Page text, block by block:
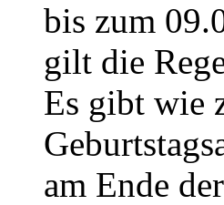
bis zum
gilt die
Es gibt wie
am Ende